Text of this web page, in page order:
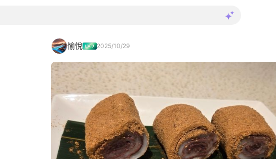
愉悅 2025/10/29